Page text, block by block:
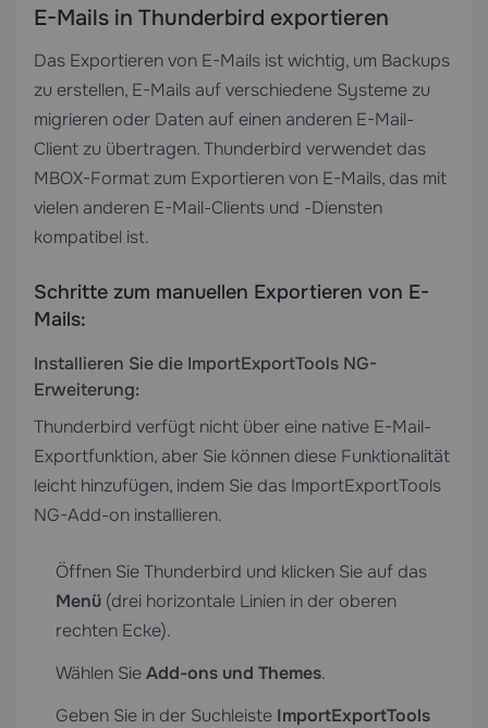
E-Mails in Thunderbird exportieren
Das Exportieren von E-Mails ist wichtig, um Backups
zu erstellen, E-Mails auf verschiedene Systeme zu
migrieren oder Daten auf einen anderen E-Mail-
Client zu übertragen. Thunderbird verwendet das
MBOX-Format zum Exportieren von E-Mails, das mit
vielen anderen E-Mail-Clients und -Diensten
kompatibel ist.
Schritte zum manuellen Exportieren von E-
Mails:
Installieren Sie die ImportExportTools NG-
Erweiterung:
Thunderbird verfügt nicht über eine native E-Mail-
Exportfunktion, aber Sie können diese Funktionalität
leicht hinzufügen, indem Sie das ImportExportTools
NG-Add-on installieren.
Öffnen Sie Thunderbird und klicken Sie auf das
Menü (drei horizontale Linien in der oberen
rechten Ecke).
Wählen SieAdd-ons und Themes.
Geben Sie in der Suchleiste ImportExportTools